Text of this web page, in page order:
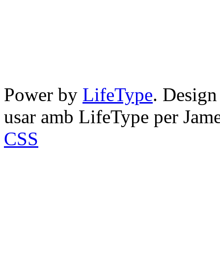
Power by LifeType.
usar amb LifeType per
CSS